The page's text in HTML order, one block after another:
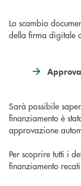
Lo scambio
della firma digitale
Sarà possibile
finanziamento è
approvazione
Per scoprire tutti i
finanziamento